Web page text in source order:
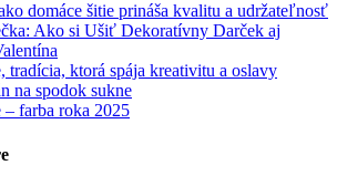
domáce šitie prináša kvalitu a udržateľnosť
Ako si Ušiť Dekoratívny Darček aj
tradícia, ktorá spája kreativitu a oslavy
na spodok sukne
– farba roka 2025